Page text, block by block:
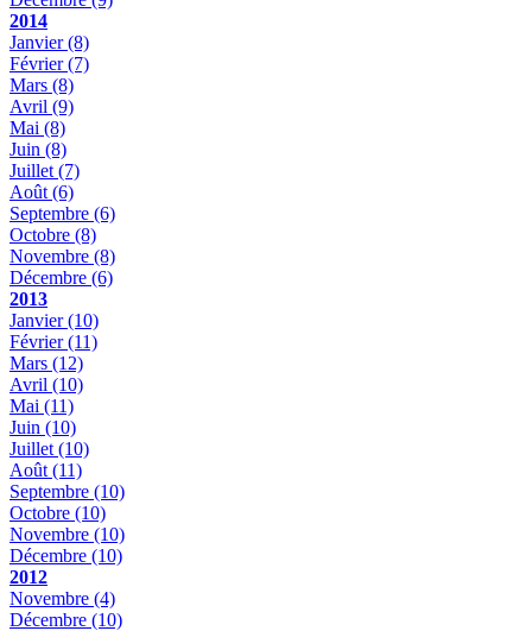
2014
Janvier(8)
Février(7)
Mars (8)
Avril (9)
Mai (8)
Juin (8)
Juillet (7)
Août (6)
Septembre (6)
Octobre (8)
Novembre (8)
Décembre (6)
2013
Janvier(10)
Février(11)
Mars (12)
Avril (10)
Mai (11)
Juin (10)
Juillet (10)
Août (11)
Septembre (10)
Octobre (10)
Novembre (10)
Décembre (10)
2012
Novembre (4)
Décembre (10)